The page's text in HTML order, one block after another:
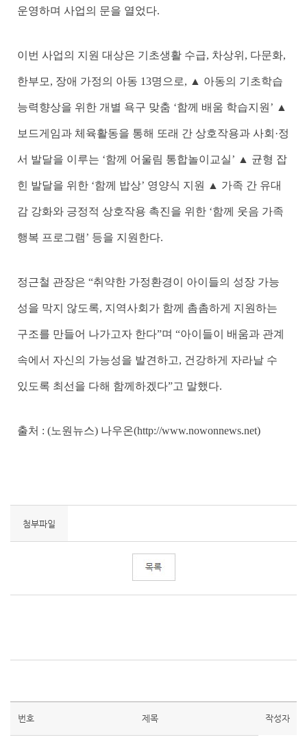
운영하며 사업의 문을 열었다.
이번 사업의 지원 대상은 기초생활 수급, 차상위, 다문화,
한부모, 장애 가정의 아동 13명으로, ▲ 아동의 기초학습
능력향상을 위한 개별 욕구 맞춤 ‘함께 배움 학습지원’ ▲
보드게임과 체육활동을 통해 또래 간 상호작용과 사회·정
서 발달을 이루는 ‘함께 어울림 통합놀이교실’ ▲ 균형 잡
힌 발달을 위한 ‘함께 밥상’ 영양식 지원 ▲ 가족 간 유대
감 강화와 긍정적 상호작용 촉진을 위한 ‘함께 웃음 가족
행복 프로그램’ 등을 지원한다.
정근철 관장은 “취약한 가정환경이 아이들의 성장 가능
성을 막지 않도록, 지역사회가 함께 촘촘하게 지원하는
구조를 만들어 나가고자 한다”며 “아이들이 배움과 관계
속에서 자신의 가능성을 발견하고, 건강하게 자라날 수
있도록 최선을 다해 함께하겠다”고 말했다.
출처 : (노원뉴스) 나우온(http://www.nowonnews.net)
첨부파일
번호 제목 작성자